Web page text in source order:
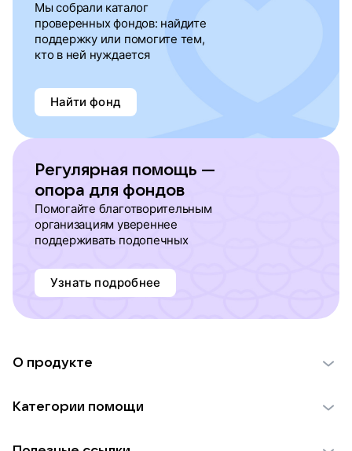
Мы собрали каталог
проверенных фондов: найдите
поддержку или помогите тем,
кто в ней нуждается
Найти фонд
Регулярная помощь —
опора для фондов
Помогайте благотворительным
организациям увереннее
поддерживать подопечных
Узнать подробнее
О продукте
Использование материалов
Категории помощи